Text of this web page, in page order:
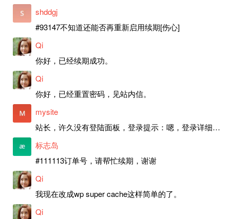
shddgj
#93147不知道还能否再重新启用续期[伤心]
Qi
你好，已经续期成功。
Qi
你好，已经重置密码，见站内信。
mysite
站长，许久没有登陆面板，登录提示：嗯，登录详细信息似乎不正确。请重试。 网站还可以正常使用。如果是密码问题请帮忙重置一下密码。谢谢。订单号：97790，账号：aa20210950。 站长，提交了工单，你回复续期成功，不过我的问题是面部登陆信息有问题，一直是初始密码，现在无法登陆，有时间麻烦排查一下。
标志岛
#111113订单号，请帮忙续期，谢谢
Qi
我现在改成wp super cache这样简单的了。
Qi